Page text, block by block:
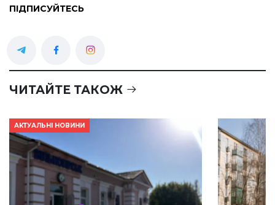
ПІДПИСУЙТЕСЬ
ЧИТАЙТЕ ТАКОЖ
АКТУАЛЬНІ НОВИНИ